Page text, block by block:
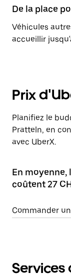
De la place
Véhicules
accueillir
Prix
Planifiez le
Pratteln, en
avec UberX.
En
coûtent 27
Commander
Services